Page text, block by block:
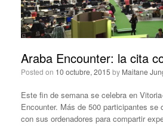
Araba Encounter: la cita
Posted on 10 octubre, 2015 by Maitane
Este fin de semana se celebra en
Encounter. Más de 500 participantes se
con sus ordenadores para compartir